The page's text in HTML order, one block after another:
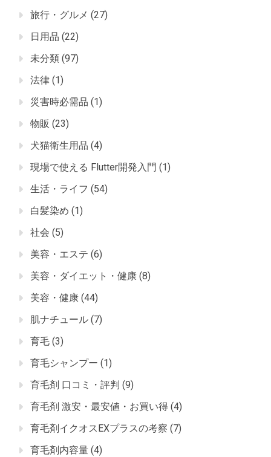
旅行・グルメ (27)
日用品 (22)
未分類 (97)
法律 (1)
災害時必需品 (1)
物販 (23)
犬猫衛生用品 (4)
現場で使える Flutter開発入門 (1)
生活・ライフ (54)
白髪染め (1)
社会 (5)
美容・エステ (6)
美容・ダイエット・健康 (8)
美容・健康 (44)
肌ナチュール (7)
育毛 (3)
育毛シャンプー (1)
育毛剤 口コミ・評判 (9)
育毛剤 激安・最安値・お買い得 (4)
育毛剤イクオスEXプラスの考察 (7)
育毛剤内容量 (4)